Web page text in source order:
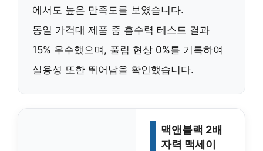
에서도 높은 만족도를 보였습니다.
동일 가격대 제품 중 흡수력 테스트 결과
15% 우수했으며, 풀림 현상 0%를 기록하여
실용성 또한 뛰어남을 확인했습니다.
맥앤블랙 2배
자력 맥세이